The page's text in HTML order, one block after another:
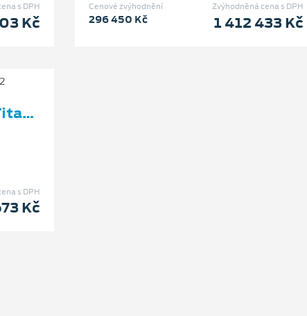
s DPH
Kč
Zvýhodněná cena s DPH
1 412 433 Kč
Cenové zvýhodnění
296 450 Kč
Ford Tourneo Custom Titanium X L2
s DPH
Kč